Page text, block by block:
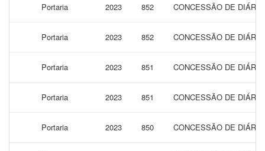
Portaria 2023 852 CONCESSÃO DE
Portaria 2023 852 CONCESSÃO DE
Portaria 2023 851 CONCESSÃO DE
Portaria 2023 851 CONCESSÃO DE
Portaria 2023 850 CONCESSÃO DE